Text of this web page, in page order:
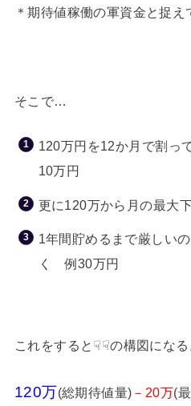
＊期待値稼働の軍資金と捉え
そこで…
120万円を12か月で割っ
10万円
更に120万から月の最大
1年間貯めるまで厳しい
く 例30万円
これをすると☟☟の構図になる
120万(総期待値量) －20万(